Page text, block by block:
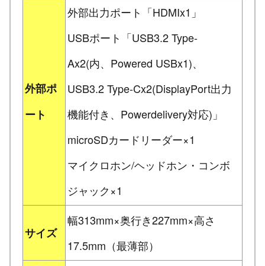
外部ポ
ート
外部出力ポート「HDMIx1」
USBポート「USB3.2 Type-
Ax2(内、Powered USBx1)、
USB3.2 Type-Cx2(DisplayPort出力
機能付き、Powerdelivery対応)」
microSDカードリーダー×1
マイクロホン/ヘッドホン・コンボ
ジャック×1
サイズ
幅313mm×奥行き227mm×高さ
17.5mm（最薄部）